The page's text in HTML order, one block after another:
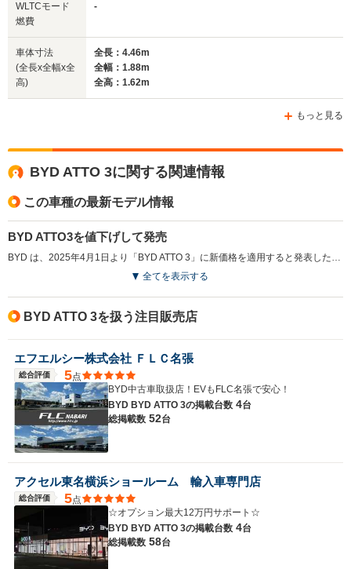
サイズ
(全長x全幅x全高)
WLTCモード
燃費
排気量
駆動方式
22.4km/L
└市街地:26.4km/L
└郊外:22.8km/L
└高速道路:20.8km/L
1498～1500cc
FF、4WD
-
FF
-
MR、4WD
WLTCモード
燃費
-
車体寸法
(全長x全幅x全
高)
全長：4.46m
全幅：1.88m
全高：1.62m
もっと見る
BYD ATTO 3に関する関連情報
この車種の最新モデル情報
BYD ATTO3を値下げして発売
BYD は、2025年4月1日より「BYD ATTO 3」に新価格を適用すると発表した。この価格改定は、顧客の声に応え、「eモビリティを、みんなのものに」という企業スローガンをさらに加速させるための一環として行われる。BYD Auto Japanは、高い内製率と革新的な技術力を生かし、今後の車種展開に備えた商品ポートフォリオの最適化を進めていく考えだ。（2025.4）
全てを表示する
BYD ATTO 3を扱う注目販売店
エフエルシー株式会社 ＦＬＣ名張
総合評価 5点
BYD中古車取扱店！EVもFLC名張で安心！
BYD BYD ATTO 3の掲載台数 4台
総掲載数 52台
アクセル東名横浜ショールーム 輸入車専門店
総合評価 5点
☆オプション最大12万円サポート☆
BYD BYD ATTO 3の掲載台数 4台
総掲載数 58台